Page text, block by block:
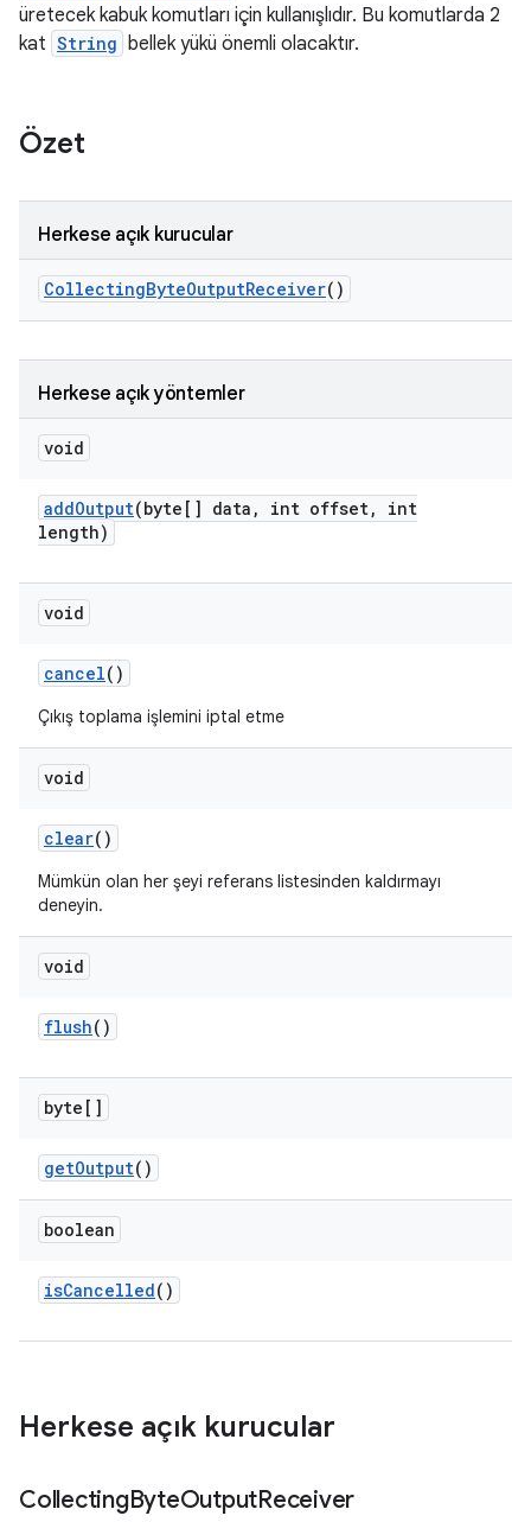
üretecek kabuk komutları için kullanışlıdır. Bu komutlarda 2
kat String bellek yükü önemli olacaktır.
Özet
Herkese açık kurucular
CollectingByteOutputReceiver()
Herkese açık yöntemler
void
addOutput(byte[] data , int offset,
int
length)
void
cancel()
Çıkış toplama işlemini iptal etme
void
clear()
Mümkün olan her şeyi referans listesinden kaldırmayı
deneyin.
void
flush()
byte[]
getOutput()
boolean
isCancelled()
Herkese açık kurucular
CollectingByteOutputReceiver